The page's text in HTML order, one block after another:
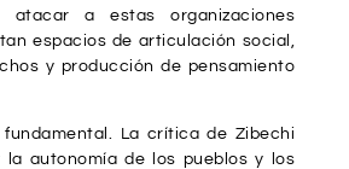
atacar a estas organizaciones
espacios de articulación social,
y producción de pensamiento
La crítica de Zibechi
la autonomía de los pueblos y los